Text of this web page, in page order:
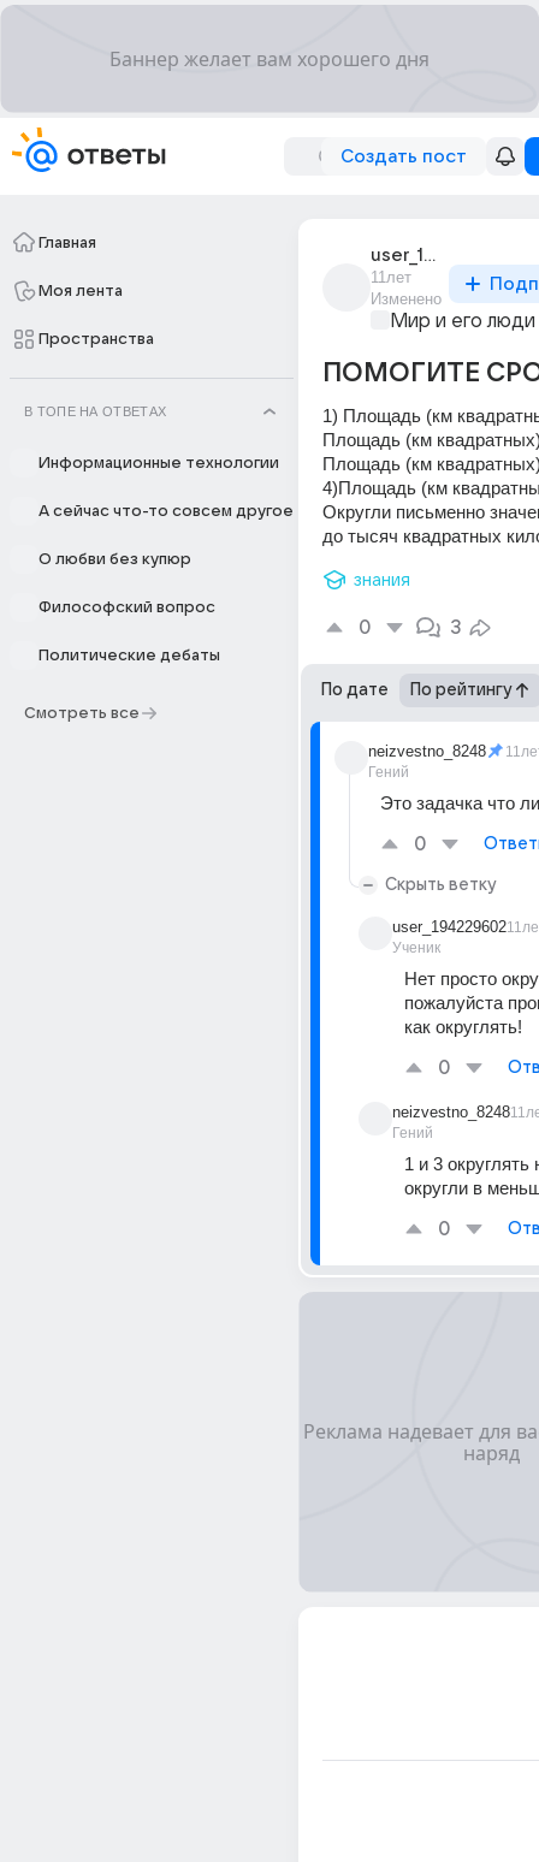
Создать пост
Главная
Моя лента
Пространства
В ТОПЕ НА ОТВЕТАХ
Информационные технологии
А сейчас что-то совсем другое
О любви без купюр
Философский вопрос
Политические дебаты
Смотреть все
user_194229602
11лет
Изменено
Мир и его люди
ПОМОГИТЕ
1) Площадь (км
Площадь (км
Площадь (км
4)Площадь (км
Округли письменно
до тысяч квадратных
знания
0 3
По дате По рейтингу
neizvestno_8248
Гений
Это задачка что
0
Скрыть ветку
user_194229602
Ученик
Нет просто
пожалуйста
как округлять!
0
neizvestno_8248
Гений
1 и 3
округли в
0